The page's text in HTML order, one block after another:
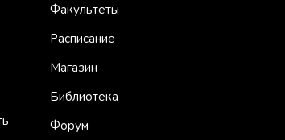
Факультеты
Расписание
Магазин
Библиотека
Форум